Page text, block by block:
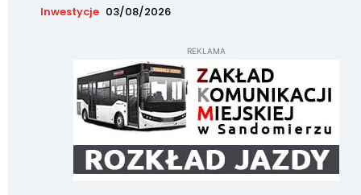
Inwestycje 03/08/2026
REKLAMA